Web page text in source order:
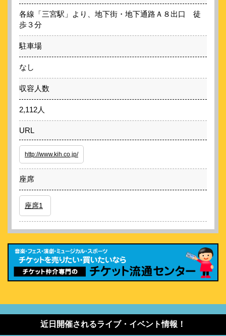
各線「三宮駅」より、地下街・地下通路Ａ８出口 徒
歩３分
駐車場
なし
収容人数
2,112人
URL
http://www.kih.co.jp/
座席
座席1
近日開催されるライブ・イベント情報！